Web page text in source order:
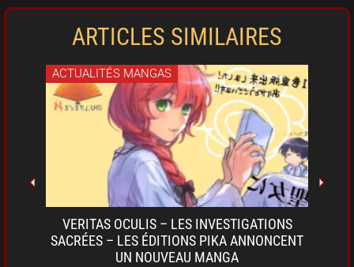
ARTICLES SIMILAIRES
ACTUALITÉS MANGAS
VERITAS OCULIS – LES INVESTIGATIONS
SACRÉES – LES ÉDITIONS PIKA ANNONCENT
UN NOUVEAU MANGA